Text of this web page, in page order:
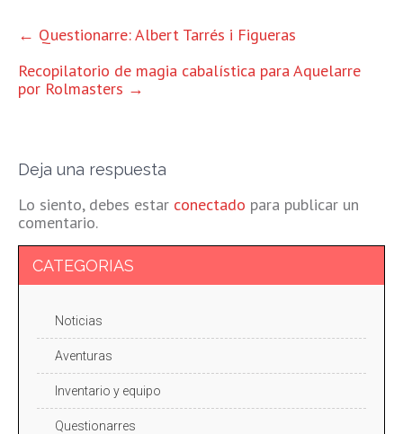
OTRAS
ENTRADAS
← Questionarre: Albert Tarrés i Figueras
Recopilatorio de magia cabalística para Aquelarre
por Rolmasters →
Deja una respuesta
Lo siento, debes estar conectado para publicar un
comentario.
CATEGORIAS
Noticias
Aventuras
Inventario y equipo
Questionarres